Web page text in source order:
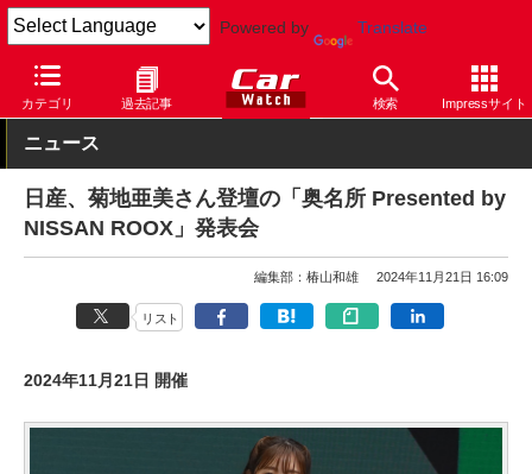
Powered by Translate
カテゴリ 過去記事 検索 Impressサイト
Car Watch 自動車 ルークス
ニュース
日産、菊地亜美さん登壇の「奥名所 Presented by
NISSAN ROOX」発表会
編集部：椿山和雄 2024年11月21日 16:09
リスト
2024年11月21日 開催